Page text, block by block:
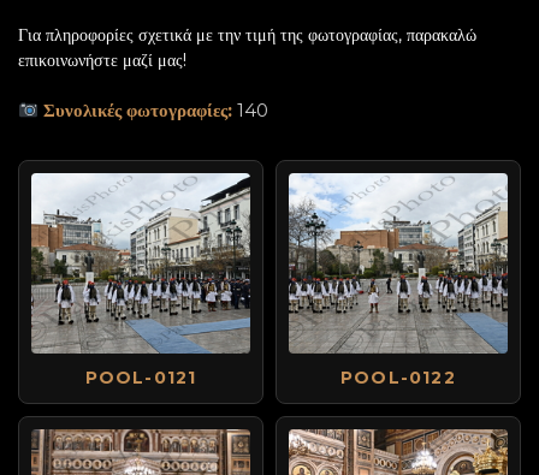
Για πληροφορίες σχετικά με την τιμή της φωτογραφίας, παρακαλώ
επικοινωνήστε μαζί μας!
Συνολικές φωτογραφίες: 140
POOL-0121 POOL-0122